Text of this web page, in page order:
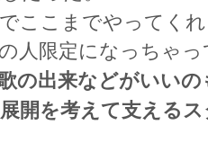
ここまでやってく
人限定になっちゃ
の出来などがいい
開を考えて支える